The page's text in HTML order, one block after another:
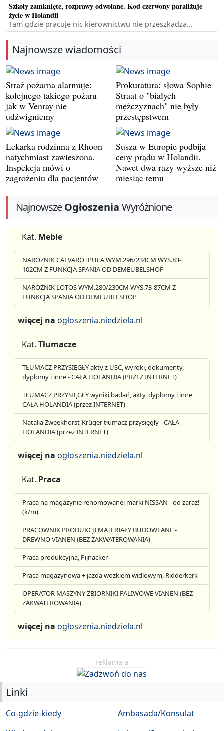
Szkoły zamknięte, rozprawy odwołane. Kod czerwony paraliżuje
życie w Holandii
Tam gdzie pracuje nic kierownictwu nie przeszkadza...
Najnowsze wiadomości
Straż pożarna alarmuje:
kolejnego takiego pożaru
jak w Venray nie
udźwigniemy
Prokuratura: słowa Sophie
Straat o "białych
mężczyznach" nie były
przestępstwem
Lekarka rodzinna z Rhoon
natychmiast zawieszona.
Inspekcja mówi o
zagrożeniu dla pacjentów
Susza w Europie podbija
ceny prądu w Holandii.
Nawet dwa razy wyższe niż
miesiąc temu
NajnowszeOgłoszenia Wyróżnione
Kat. Meble
NAROŻNIK CALVARO+PUFA WYM.296/234CM WYS.83-
102CM Z FUNKCJA SPANIA OD DEMEUBELSHOP
NAROŻNIK LOTOS WYM.280/230CM WYS.73-87CM Z
FUNKCJA SPANIA OD DEMEUBELSHOP
więcej na ogłoszenia.niedziela.nl
Kat. Tłumacze
TŁUMACZ PRZYSIĘGŁY akty z USC, wyroki, dokumenty,
dyplomy i inne - CAŁA HOLANDIA (PRZEZ INTERNET)
TŁUMACZ PRZYSIĘGŁY wyniki badań, akty, dyplomy i inne
CAŁA HOLANDIA (przez INTERNET)
Natalia Zweekhorst-Krüger tłumacz przysięgły - CAŁA
HOLANDIA (przez INTERNET)
więcej na ogłoszenia.niedziela.nl
Kat. Praca
Praca na magazynie renomowanej marki NISSAN - od zaraz!
(k/m)
PRACOWNIK PRODUKCJI MATERIAŁY BUDOWLANE -
DREWNO VIANEN (BEZ ZAKWATEROWANIA)
Praca produkcyjna, Pijnacker
Praca magazynowa + jazda wozkiem widlowym, Ridderkerk
OPERATOR MASZYNY ZBIORNIKI PALIWOWE VIANEN (BEZ
ZAKWATEROWANIA)
więcej na ogłoszenia.niedziela.nl
reklama a
Linki
Co-gdzie-kiedy
Ambasada/Konsulat